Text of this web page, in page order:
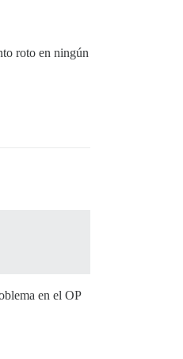
roto en ningún
en el OP